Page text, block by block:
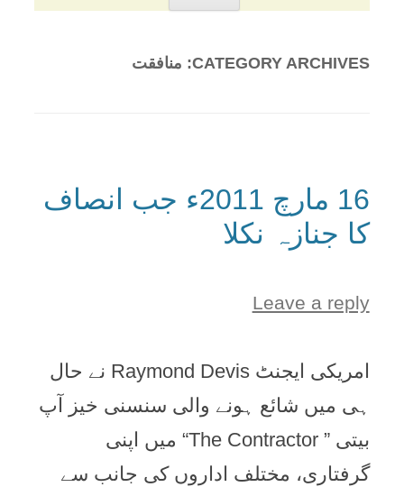
content
CATEGORY ARCHIVES: منافقت
16 مارچ 2011ء جب انصاف
کا جنازہ نکلا
Leave a reply
امریکی ایجنٹ Raymond Devis نے حال
ہی میں شائع ہونے والی سنسنی خیز آپ
بیتی ” The Contractor“ میں اپنی
گرفتاری، مختلف اداروں کی جانب سے